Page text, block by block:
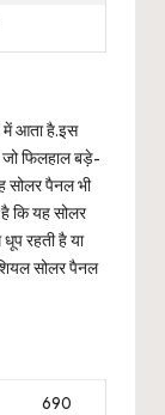
आता है.इस
जो फिलहाल बड़े-
सोलर पैनल भी
कि यह सोलर
रहती है या
सोलर पैनल
690